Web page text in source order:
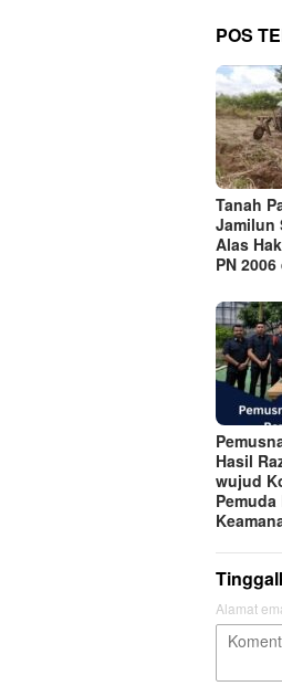
POS
Tanah
Jamilun
Alas
PN
Hasil
wujud
Alamat